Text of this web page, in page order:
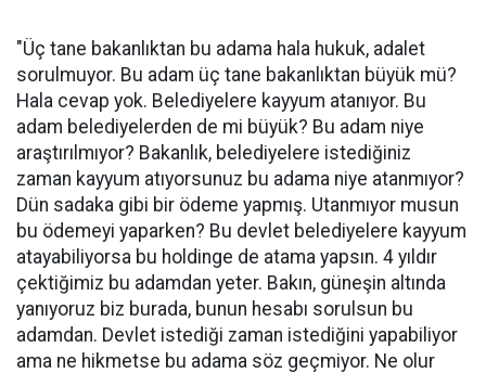
"Üç tane bakanlıktan bu adama hala hukuk, adalet
sorulmuyor. Bu adam üç tane bakanlıktan büyük mü?
Hala cevap yok. Belediyelere kayyum atanıyor. Bu
adam belediyelerden de mi büyük? Bu adam niye
araştırılmıyor? Bakanlık, belediyelere istediğiniz
zaman kayyum atıyorsunuz bu adama niye atanmıyor?
Dün sadaka gibi bir ödeme yapmış. Utanmıyor musun
bu ödemeyi yaparken? Bu devlet belediyelere kayyum
atayabiliyorsa bu holdinge de atama yapsın. 4 yıldır
çektiğimiz bu adamdan yeter. Bakın, güneşin altında
yanıyoruz biz burada, bunun hesabı sorulsun bu
adamdan. Devlet istediği zaman istediğini yapabiliyor
ama ne hikmetse bu adama söz geçmiyor. Ne olur